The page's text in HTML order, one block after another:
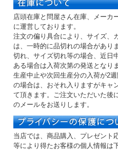
店頭在庫と問屋さん在庫、メーカ
に運営しております。
注文の偏り具合により、サイズ、
は、一時的に品切れの場合があり
切れ、サイズ切れ等の場合、近日
ある場合は入荷次第の発送となりま
生産中止や次回生産分の入荷が2
の場合は、おそれ入りますがキャ
て頂きます。ご注文いただいた後
のメールをお送りします。
当店では、商品購入、プレゼント
等により得たお客様の個人情報は